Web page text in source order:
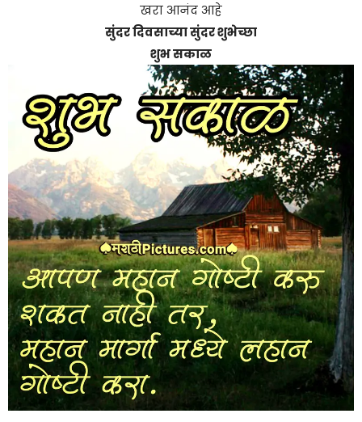
खरा आनंद आहे
सुंदर दिवसाच्या सुंदर शुभेच्छा
शुभ सकाळ